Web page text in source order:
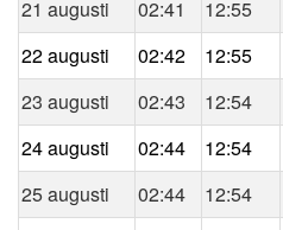
21 augusti
02:41 12:55
22 augusti
02:42 12:55
23 augusti
02:43 12:54
24 augusti
02:44 12:54
25 augusti
02:44 12:54